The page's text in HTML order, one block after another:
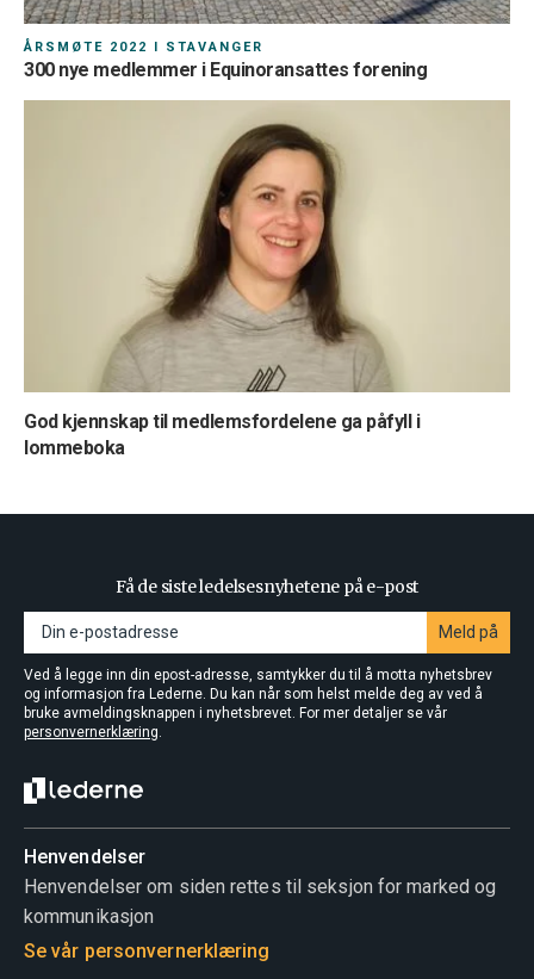
ÅRSMØTE 2022 I STAVANGER
300 nye medlemmer i Equinoransattes forening
God kjennskap til medlemsfordelene ga påfyll i
lommeboka
Få de siste ledelsesnyhetene på e-post
Meld på
Ved å legge inn din epost-adresse, samtykker du til å motta nyhetsbrev
og informasjon fra Lederne. Du kan når som helst melde deg av ved å
bruke avmeldingsknappen i nyhetsbrevet. For mer detaljer se vår
personvernerklæring.
Henvendelser
Henvendelser om siden rettes til seksjon for marked og
kommunikasjon
Se vår personvernerklæring